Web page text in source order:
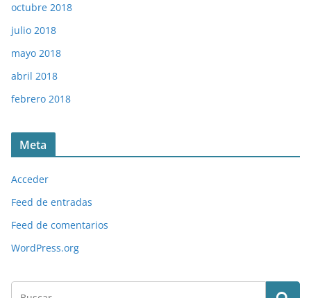
octubre 2018
julio 2018
mayo 2018
abril 2018
febrero 2018
Meta
Acceder
Feed de entradas
Feed de comentarios
WordPress.org